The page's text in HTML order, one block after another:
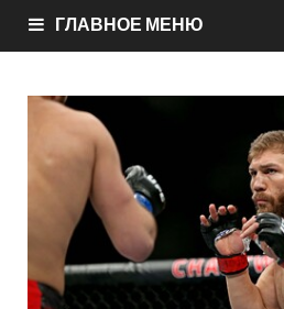
ГЛАВНОЕ МЕНЮ